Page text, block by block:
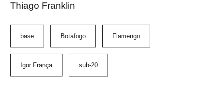
Thiago Franklin
base Botafogo Flamengo
Igor França sub-20